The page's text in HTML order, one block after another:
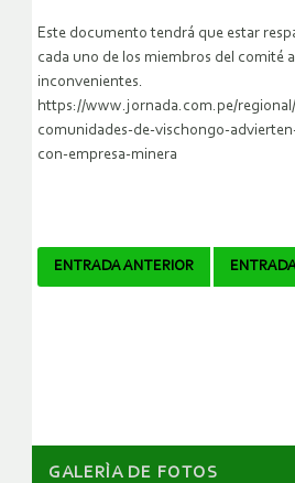
Este documento tendrá que estar
cada uno de los miembros del comité
inconvenientes.
https://www.jornada.com.pe/
comunidades-de-vischongo-
con-empresa-minera
Navegador
ENTRADA ANTERIOR
GALERÌA DE FOTOS